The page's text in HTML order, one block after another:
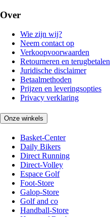
Over
Wie zijn wij?
Neem contact op
Verkoopvoorwaarden
Retourneren en terugbetalen
Juridische disclaimer
Betaalmethoden
Prijzen en leveringsopties
Privacy verklaring
Onze winkels
Basket-Center
Daily Bikers
Direct Running
Direct-Volley
Espace Golf
Foot-Store
Galop-Store
Golf and co
Handball-Store